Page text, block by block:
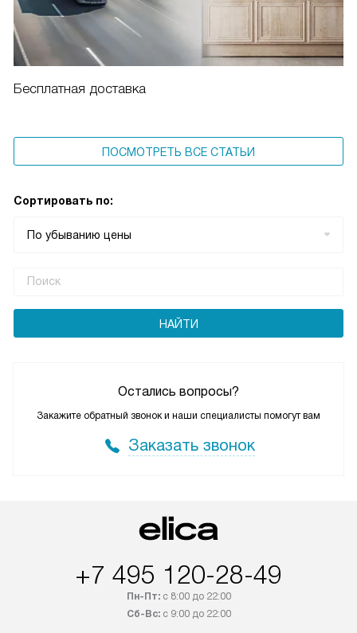
Бесплатная доставка
ПОСМОТРЕТЬ ВСЕ СТАТЬИ
Сортировать по:
По убыванию цены
Остались вопросы?
Закажите обратный звонок и наши специалисты помогут вам
Заказать звонок
+7 495 120-28-49
Пн-Пт:с 8:00 до 22:00
Сб-Вс:с 9:00 до 22:00